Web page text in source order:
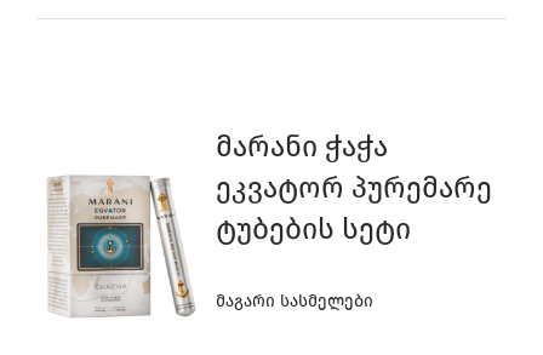
08
9
0
0
Მარანი Ჭაჭა
Ეკვატორ Პურემარე
Ტუბების Სეტი
Მაგარი Სასმელები